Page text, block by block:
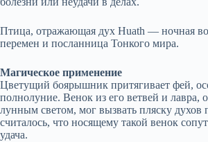
Птица, отражающая дух Huath — ночная
перемен и посланница Тонкого мира.
Магическое применение
Цветущий боярышник притягивает фей,
полнолуние. Венок из его ветвей и лавра,
лунным светом, мог вызвать пляску
считалось, что носящему такой венок
удача.